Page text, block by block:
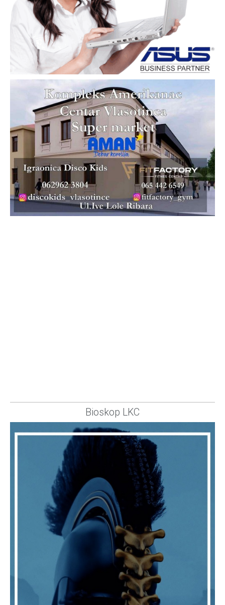
Bioskop LKC